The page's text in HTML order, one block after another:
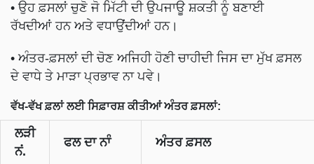
• ਉਹ ਫ਼ਸਲਾਂ ਚੁਣੋ ਜੋ ਮਿੱਟੀ ਦੀ ਉਪਜਾਊ ਸ਼ਕਤੀ ਨੂੰ ਬਣਾਈ
ਰੱਖਦੀਆਂ ਹਨ ਅਤੇ ਵਧਾਉਂਦੀਆਂ ਹਨ।
• ਅੰਤਰ-ਫ਼ਸਲਾਂ ਦੀ ਚੋਣ ਅਜਿਹੀ ਹੋਣੀ ਚਾਹੀਦੀ ਜਿਸ ਦਾ ਮੁੱਖ ਫ਼ਸਲ
ਦੇ ਵਾਧੇ ਤੇ ਮਾੜਾ ਪ੍ਰਭਾਵ ਨਾ ਪਵੇ।
ਵੱਖ-ਵੱਖ ਫ਼ਲਾਂ ਲਈ ਸਿਫ਼ਾਰਸ਼ ਕੀਤੀਆਂ ਅੰਤਰ ਫ਼ਸਲਾਂ:
ਲੜੀ
ਨਂ.
ਫਲ ਦਾ ਨਾੰ ਅੰਤਰ ਫ਼ਸਲ